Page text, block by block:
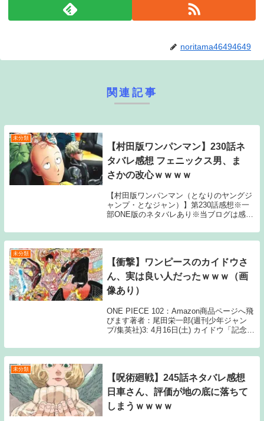
noritama46494649
関連記事
未分類
【村田版ワンパンマン】230話ネ
タバレ感想 フェニックス男、ま
さかの改心ｗｗｗｗ
【村田版ワンパンマン（となりのヤングジ
ャンプ・となジャン）】第230話感想※一
部ONE版のネタバレあり※当ブログは感想
ため、タイトルにはネタバレと注記してお
りますが、マンガ本編のセリフ書きおこし
未分類
【衝撃】ワンピースのカイドウさ
ん、実は良い人だったｗｗｗ（画
像あり）
ONE PIECE 102：Amazon商品ページへ飛
びます著者：尾田栄一郎(週刊少年ジャン
プ/集英社)3: 4月16日(土) カイドウ「記念す
PIECE』 著者：尾田栄一郎(週刊少年ジ
ャンプ/集英...
未分類
【呪術廻戦】245話ネタバレ感想
日車さん、評価が地の底に落ちて
しまうｗｗｗｗ